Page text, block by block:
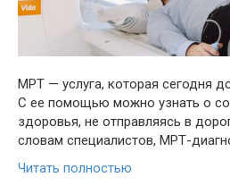
МРТ — услуга, которая сегодня
С ее помощью можно узнать о
здоровья, не отправляясь в
словам специалистов, МРТ-
Читать полностью